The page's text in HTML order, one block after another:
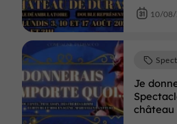
10/
Je
château